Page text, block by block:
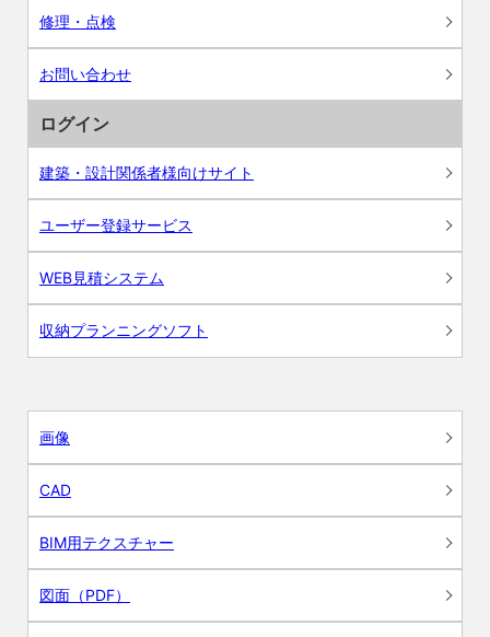
修理・点検
お問い合わせ
ログイン
建築・設計関係者様向けサイト
ユーザー登録サービス
WEB見積システム
収納プランニングソフト
画像
CAD
BIM用テクスチャー
図面（PDF）